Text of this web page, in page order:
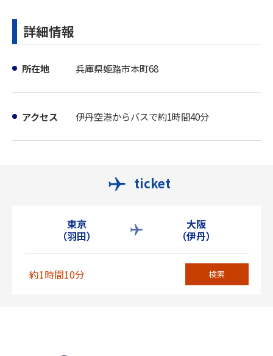
詳細情報
所在地 兵庫県姫路市本町68
アクセス 伊丹空港からバスで約1時間40分
ticket
東京
（羽田）
大阪
（伊丹）
約1時間10分 検索